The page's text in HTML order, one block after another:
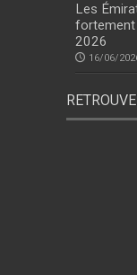
Les
fortement
2026
16/06/